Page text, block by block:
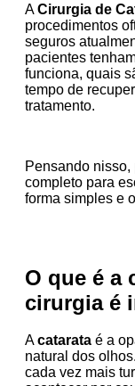
ACirurgia de
procedimentos
seguros
pacientes
funciona, quais
tempo de
tratamento.
Pensando nisso,
completo para
forma simples e
O que é a
cirurgia é
Acatarata é a
natural dos
cada vez mais